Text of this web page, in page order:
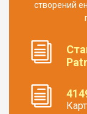
створений